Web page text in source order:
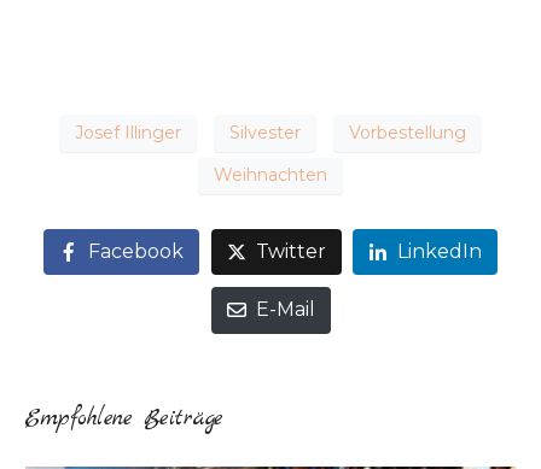
Josef Illinger Silvester
Vorbestellung
Weihnachten
Facebook Twitter LinkedIn
E-Mail
Empfohlene Beiträge